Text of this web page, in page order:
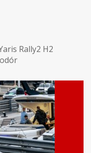
Rally2 H2